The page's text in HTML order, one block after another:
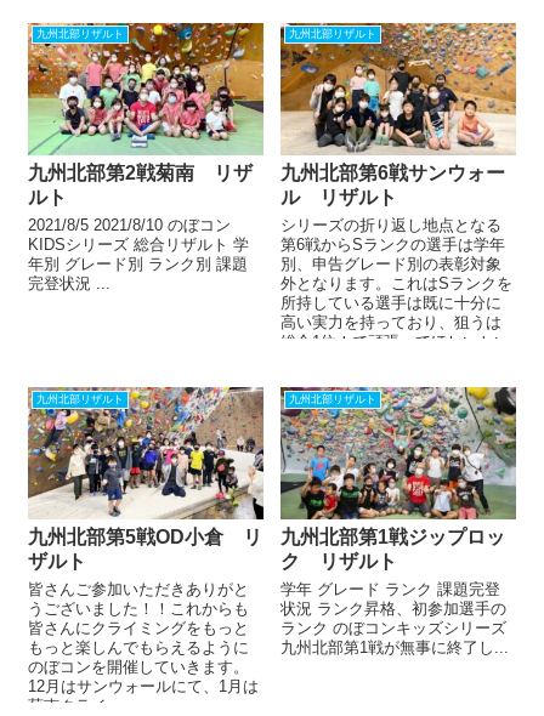
九州北部リザルト
九州北部第2戦菊南 リザ
ルト
2021/8/5 2021/8/10 のぼコン
KIDSシリーズ 総合リザルト 学
年別 グレード別 ランク別 課題
完登状況 ...
九州北部リザルト
九州北部第6戦サンウォー
ル リザルト
シリーズの折り返し地点となる
第6戦からSランクの選手は学年
別、申告グレード別の表彰対象
外となります。これはSランクを
所持している選手は既に十分に
高い実力を持っており、狙うは
総合1位！で頑張ってほしいとい
九州北部リザルト
九州北部第5戦OD小倉 リ
ザルト
皆さんご参加いただきありがと
うございました！！これからも
皆さんにクライミングをもっと
もっと楽しんでもらえるように
のぼコンを開催していきます。
12月はサンウォールにて、1月は
菊南クライ...
九州北部リザルト
九州北部第1戦ジップロッ
ク リザルト
学年 グレード ランク 課題完登
状況 ランク昇格、初参加選手の
ランク のぼコンキッズシリーズ
九州北部第1戦が無事に終了し...